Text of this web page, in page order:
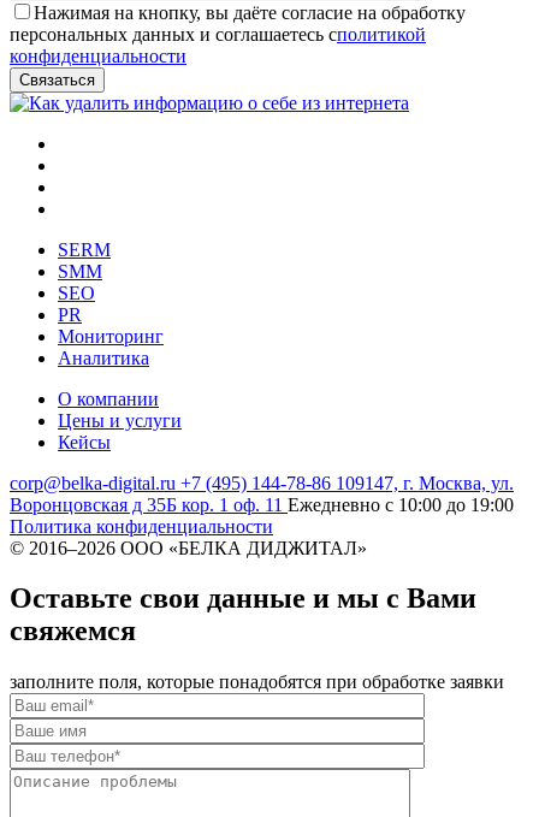
Нажимая на кнопку, вы даёте согласие на обработку
персональных данных и соглашаетесь сполитикой
конфиденциальности
SERM
SMM
SEO
PR
Мониторинг
Аналитика
О компании
Цены и услуги
Кейсы
corp@belka-digital.ru +7 (495) 144-78-86 109147, г. Москва, ул.
Воронцовская д 35Б кор. 1 оф. 11 Ежедневно с 10:00 до 19:00
Политика конфиденциальности
© 2016–2026 ООО «БЕЛКА ДИДЖИТАЛ»
Оставьте свои данные и мы с Вами
свяжемся
заполните поля, которые понадобятся при обработке заявки